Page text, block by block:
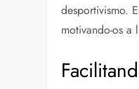
desportivismo.
motivando-os a